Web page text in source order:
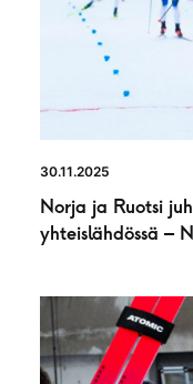
30.11.2025
Norja ja Ruotsi
yhteislähdössä –